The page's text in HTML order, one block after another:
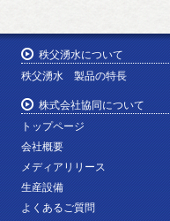
秩父湧水について
秩父湧水 製品の特長
株式会社協同について
トップページ
会社概要
メディアリリース
生産設備
よくあるご質問